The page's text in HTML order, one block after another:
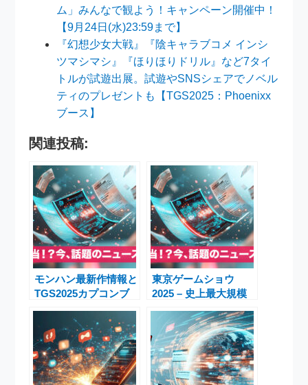
ム」みんなで観よう！キャンペーン開催中！
【9月24日(水)23:59まで】
『幻想少女大戦』『陰キャラブコメ インシ
ツマシマシ』『ほりほりドリル』など7タイ
トルが試遊出展。試遊やSNSシェアでノベル
ティのプレゼントも【TGS2025：Phoenixx
ブース】
関連投稿:
モンハン最新作情報と
TGS2025カプコンブ
ショウ注目ニュースま
とめ
東京ゲームショウ
2025 – 史上最大規模
まとめ